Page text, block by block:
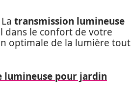
transmission lumineuse
dans le confort de votre
optimale de la lumière tout
lumineuse pour jardin